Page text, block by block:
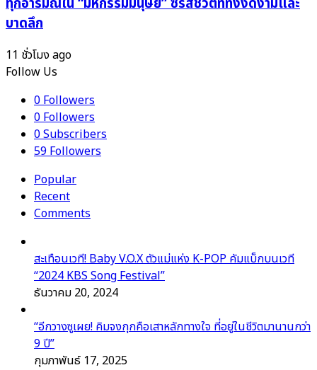
บาดลึก
11 ชั่วโมง ago
Follow Us
0Followers
0Followers
0Subscribers
59Followers
Popular
Recent
Comments
สะเทือนเวที! Baby V.O.X ตัวแม่แห่ง K-POP คัมแบ็กบนเวที
“2024 KBS Song Festival”
ธันวาคม 20, 2024
“อีกวางซูเผย! คิมจงกุกคือเสาหลักทางใจ ที่อยู่ในชีวิตมานานกว่า
9 ปี”
กุมภาพันธ์ 17, 2025